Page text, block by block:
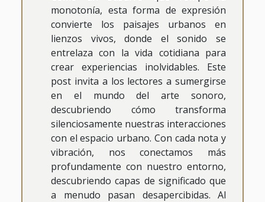
monotonía, esta forma de expresión
convierte los paisajes urbanos en
lienzos vivos, donde el sonido se
entrelaza con la vida cotidiana para
crear experiencias inolvidables. Este
post invita a los lectores a sumergirse
en el mundo del arte sonoro,
descubriendo cómo transforma
silenciosamente nuestras interacciones
con el espacio urbano. Con cada nota y
vibración, nos conectamos más
profundamente con nuestro entorno,
descubriendo capas de significado que
a menudo pasan desapercibidas. Al